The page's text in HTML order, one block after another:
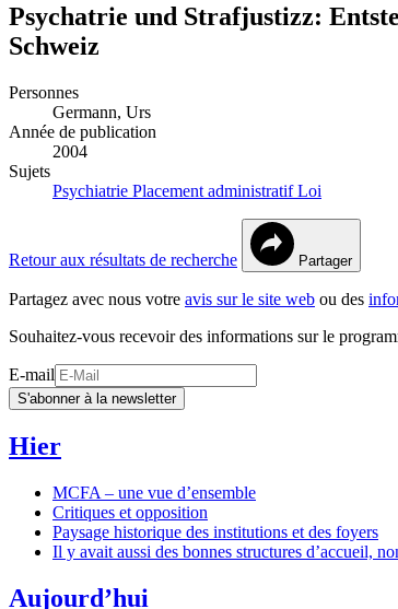
Psychatrie und Strafjustizz:
Schweiz
Personnes
Germann, Urs
Année de publication
2004
Sujets
Psychiatrie Placement administratifLoi
Retour aux résultats de recherche Partager
Partagez avec nous votre avis sur le site web ou des
Souhaitez-vous recevoir des informations sur le
E-mail
S'abonner à la newsletter
Hier
MCFA – une vue d’ensemble
Critiques et opposition
Paysage historique des institutions et des foyers
Il y avait aussi des bonnes structures d’accueil,
Aujourd’hui